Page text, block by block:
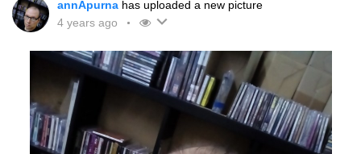
"giapponesità" come una ragione sufficiente per
degli individui non contassero nulla. Questo è
certamente vero. Andava avanti dicendo che
dovrebbero essere gli occidentali a fare lo sforzo
di farsi capire, imparando la lingua, rispettare le
abitudini e via discorrendo. Al momento trovai il
annApurna has uploaded a new picture
4 years ago